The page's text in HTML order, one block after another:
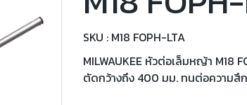
SKU : M18 FOPH-LTA
MILWAUKEE หัวต่อเล็มหญ้า M18
ตัดกว้างถึง 400 มม. ทนต่อความสึก